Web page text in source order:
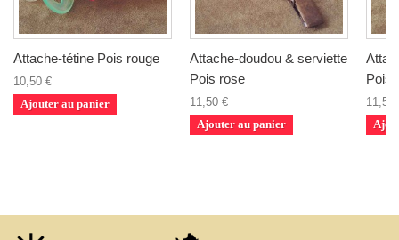
Attache-tétine Pois rouge
10,50 €
Ajouter au panier
Attache-doudou & serviette
Pois rose
11,50 €
Ajouter au panier
Pois
11,50